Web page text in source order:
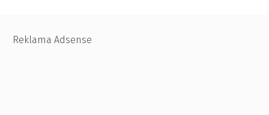
Reklama Adsense